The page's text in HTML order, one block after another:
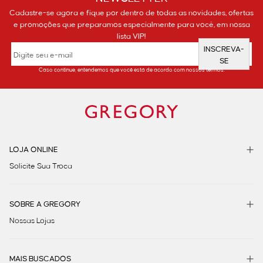
Cadastre-se agora e fique por dentro de todas as novidades, ofertas
e promoções que preparamos especialmente para você, em nossa
lista VIP!
INSCREVA-
SE
Caso continue, entendemos que você está de acordo com nossos termos.
LOJA ONLINE
Solicite Sua Troca
SOBRE A GREGORY
Nossas Lojas
MAIS BUSCADOS